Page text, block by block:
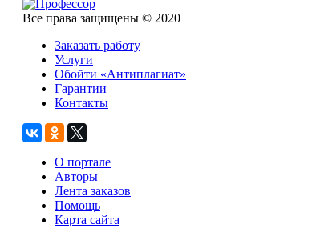
Все права защищены © 2020
Заказать работу
Услуги
Обойти «Антиплагиат»
Гарантии
Контакты
О портале
Авторы
Лента заказов
Помощь
Карта сайта